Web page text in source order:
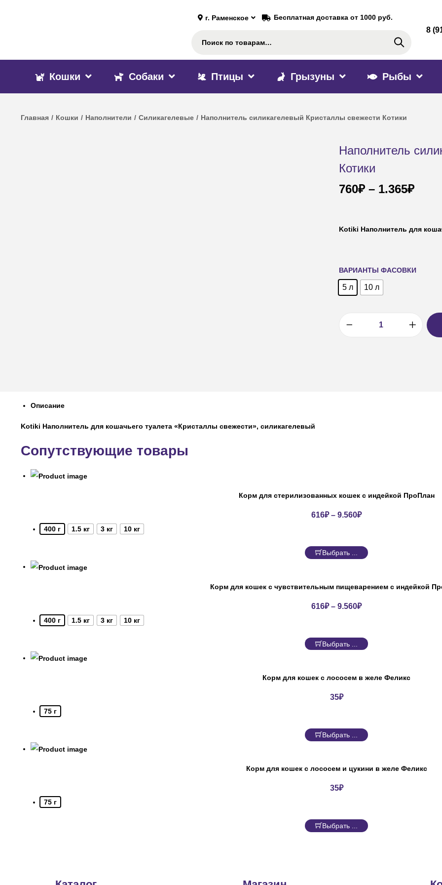
г. Раменское Бесплатная доставка от 1000 руб.
Поиск
8
Кошки Собаки Птицы Грызуны Рыбы
Главная / Кошки / Наполнители / Силикагелевые / Наполнитель силикагелевый Кристаллы свежести Котики
Наполнитель
Котики
760₽ – 1.365₽
Kotiki Наполнитель для
ВАРИАНТЫ ФАСОВКИ
5 л 10 л
Описание
Kotiki Наполнитель для кошачьего туалета «Кристаллы свежести», силикагелевый
Сопутствующие товары
Корм для стерилизованных кошек с индейкой ПроПлан
616₽– 9.560₽
400 г 1.5 кг 3 кг 10 кг
Выбрать ...
Корм для кошек с чувствительным пищеварением с индейкой
616₽– 9.560₽
400 г 1.5 кг 3 кг 10 кг
Выбрать ...
Корм для кошек с лососем в желе Феликс
35₽
75 г
Выбрать ...
Корм для кошек с лососем и цукини в желе Феликс
35₽
75 г
Выбрать ...